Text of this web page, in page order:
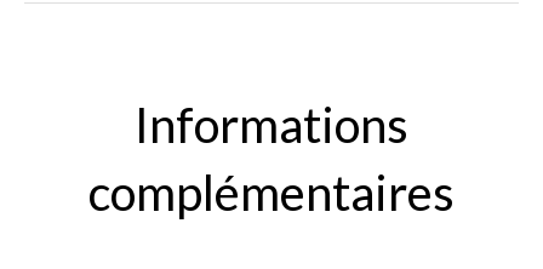
Informations
complémentaires